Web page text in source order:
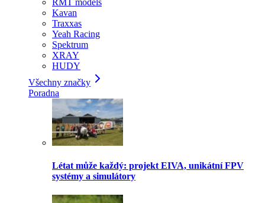
RMT models
Kavan
Traxxas
Yeah Racing
Spektrum
XRAY
HUDY
Všechny značky
Poradna
Létat může každý: projekt EIVA, unikátní FPV
systémy a simulátory